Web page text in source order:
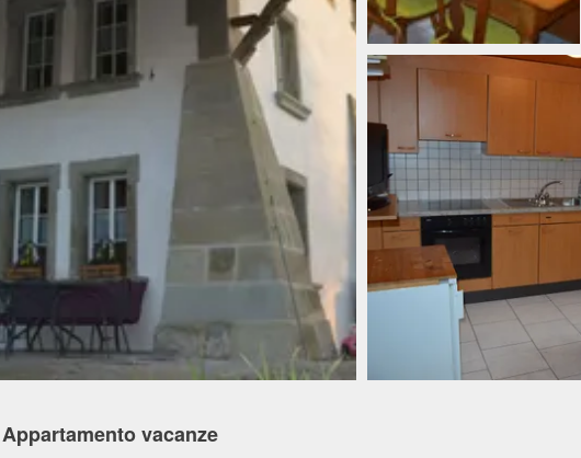
Appartamento vacanze